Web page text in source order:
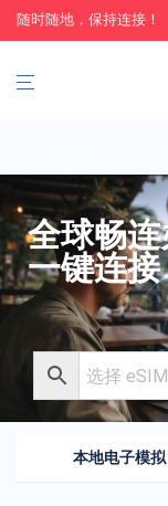
随时随地，保持连接！
全球畅
一键连接
本地电子模拟